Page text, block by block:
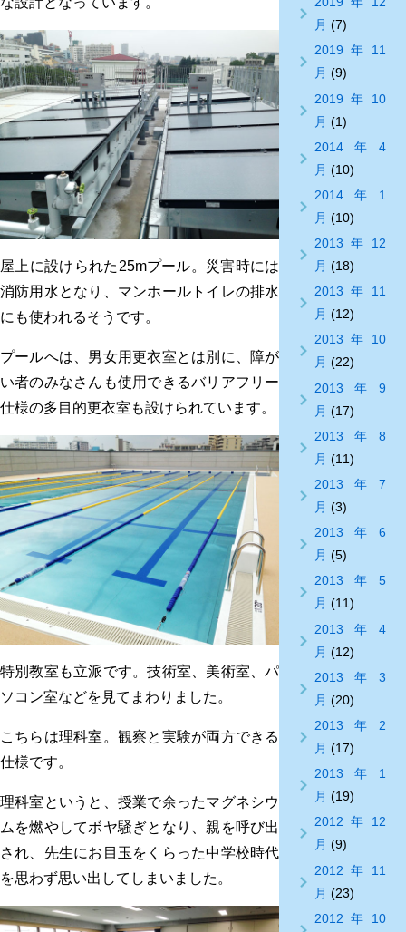
屋上に設けられた25mプール。災害時には
消防用水となり、マンホールトイレの排水
にも使われるそうです。
プールへは、男女用更衣室とは別に、障が
い者のみなさんも使用できるバリアフリー
仕様の多目的更衣室も設けられています。
特別教室も立派です。技術室、美術室、パ
ソコン室などを見てまわりました。
こちらは理科室。観察と実験が両方できる
仕様です。
理科室というと、授業で余ったマグネシウ
ムを燃やしてボヤ騒ぎとなり、親を呼び出
され、先生にお目玉をくらった中学校時代
を思わず思い出してしまいました。
月 (7)
2019年11
月 (9)
2019年10
月 (1)
2014年4
月 (10)
2014年1
月 (10)
2013年12
月 (18)
2013年11
月 (12)
2013年10
月 (22)
2013年9
月 (17)
2013年8
月 (11)
2013年7
月 (3)
2013年6
月 (5)
2013年5
月 (11)
2013年4
月 (12)
2013年3
月 (20)
2013年2
月 (17)
2013年1
月 (19)
2012年12
月 (9)
2012年11
月 (23)
2012年10